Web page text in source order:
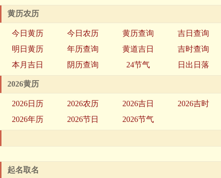
黄历农历
今日黄历 今日农历 黄历查询
吉日查询
明日黄历
年历查询 黄道吉日
吉时查询
本月吉日
阴历查询 24节气 日出日落
2026黄历
2026日历 2026农历 2026吉日
2026吉时
2026年历
2026节日 2026节气
起名取名